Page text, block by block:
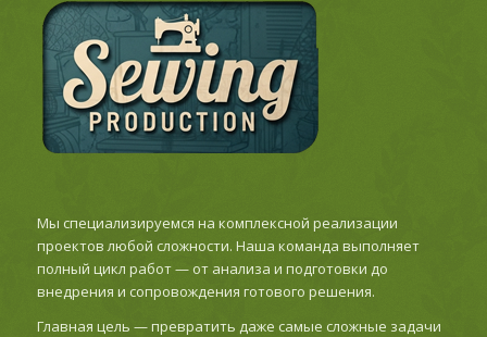
Мы специализируемся на комплексной реализации
проектов любой сложности. Наша команда выполняет
полный цикл работ — от анализа и подготовки до
внедрения и сопровождения готового решения.
Главная цель — превратить даже самые сложные задачи